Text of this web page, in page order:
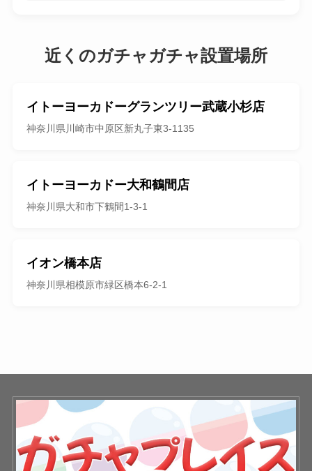
近くのガチャガチャ設置場所
イトーヨーカドーグランツリー武蔵小杉店
神奈川県川崎市中原区新丸子東3-1135
イトーヨーカドー大和鶴間店
神奈川県大和市下鶴間1-3-1
イオン橋本店
神奈川県相模原市緑区橋本6-2-1